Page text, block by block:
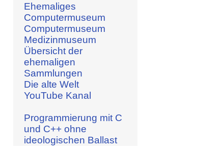
Ehemaliges
Computermuseum
Computermuseum
Medizinmuseum
Übersicht der
ehemaligen
Sammlungen
Die alte Welt
YouTube Kanal
Programmierung mit C
und C++ ohne
ideologischen Ballast